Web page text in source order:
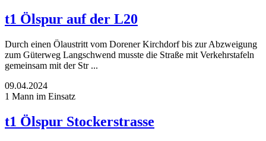
t1 Ölspur auf der L20
Durch einen Ölaustritt vom Dorener Kirchdorf bis zur Abzweigung
zum Güterweg Langschwend musste die Straße mit Verkehrstafeln
gemeinsam mit der Str ...
09.04.2024
1 Mann im Einsatz
t1 Ölspur Stockerstrasse